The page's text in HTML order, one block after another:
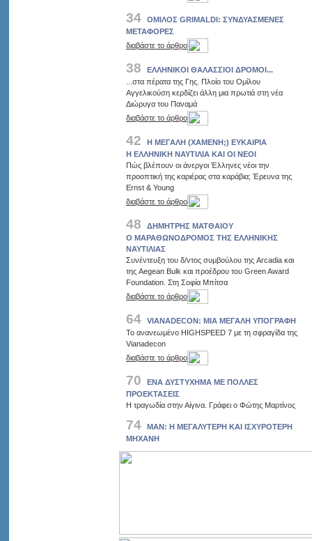
34
ΟΜΙΛΟΣ GRIMALDI: ΣΥΝΔΥΑΣΜΕΝΕΣ
ΜΕΤΑΦΟΡΕΣ
διαβάστε το άρθρο
38
ΕΛΛΗΝΙΚΟΙ ΘΑΛΑΣΣΙΟΙ ΔΡΟΜΟΙ...
...στα πέρατα της Γης. Πλοίο του Ομίλου
Αγγελικούση κερδίζει άλλη μια πρωτιά στη νέα
Διώρυγα του Παναμά
διαβάστε το άρθρο
42
Η ΜΕΓΑΛΗ (ΧΑΜΕΝΗ;) ΕΥΚΑΙΡΙΑ
H ΕΛΛΗΝΙΚΗ ΝΑΥΤΙΛΙΑ ΚΑΙ ΟΙ ΝΕΟΙ
Πώς βλέπουν οι άνεργοι Έλληνες νέοι την
προοπτική της καριέρας στα καράβια; Έρευνα της
Ernst & Young
διαβάστε το άρθρο
48
ΔΗΜΗΤΡΗΣ ΜΑΤΘΑΙΟΥ
Ο ΜΑΡΑΘΩΝΟΔΡΟΜΟΣ ΤΗΣ ΕΛΛΗΝΙΚΗΣ
ΝΑΥΤΙΛΙΑΣ
Συνέντευξη του δ/ντος συμβούλου της Arcadia και
της Aegean Bulk και προέδρου του Green Award
Foundation. Στη Σοφία Μπίτσα
διαβάστε το άρθρο
64
VIANADECON: MΙΑ ΜΕΓΑΛΗ ΥΠΟΓΡΑΦΗ
Το ανανεωμένο HIGHSPEED 7 με τη σφραγίδα της
Vianadecon
διαβάστε το άρθρο
70
ΕΝΑ ΔΥΣΤΥΧΗΜΑ ΜΕ ΠΟΛΛΕΣ
ΠΡΟΕΚΤΑΣΕΙΣ
H τραγωδία στην Αίγινα. Γράφει ο Φώτης Μαρτίνος
74
ΜΑΝ: Η ΜΕΓΑΛΥΤΕΡΗ ΚΑΙ ΙΣΧΥΡΟΤΕΡΗ
ΜΗΧΑΝΗ